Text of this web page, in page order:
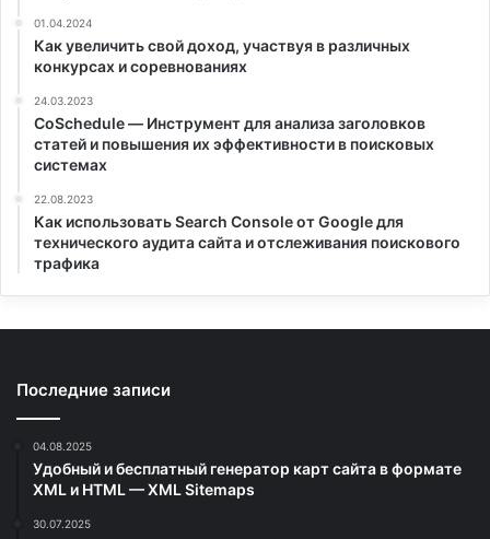
01.04.2024
Как увеличить свой доход, участвуя в различных
конкурсах и соревнованиях
24.03.2023
CoSchedule — Инструмент для анализа заголовков
статей и повышения их эффективности в поисковых
системах
22.08.2023
Как использовать Search Console от Google для
технического аудита сайта и отслеживания поискового
трафика
Последние записи
04.08.2025
Удобный и бесплатный генератор карт сайта в формате
XML и HTML — XML Sitemaps
30.07.2025